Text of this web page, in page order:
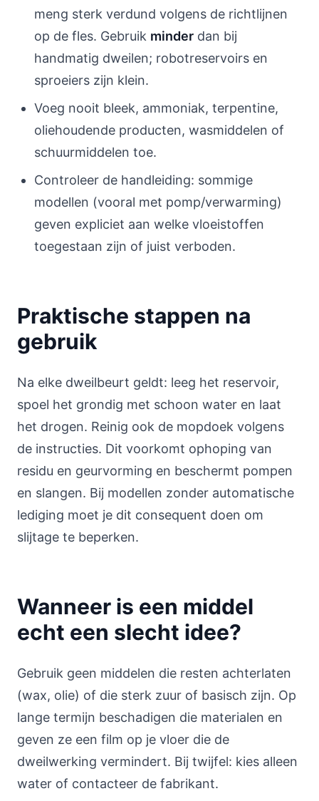
meng sterk verdund volgens de richtlijnen
op de fles. Gebruik minder dan bij
handmatig dweilen; robotreservoirs en
sproeiers zijn klein.
Voeg nooit bleek, ammoniak, terpentine,
oliehoudende producten, wasmiddelen of
schuurmiddelen toe.
Controleer de handleiding: sommige
modellen (vooral met pomp/verwarming)
geven expliciet aan welke vloeistoffen
toegestaan zijn of juist verboden.
Praktische stappen na
gebruik
Na elke dweilbeurt geldt: leeg het reservoir,
spoel het grondig met schoon water en laat
het drogen. Reinig ook de mopdoek volgens
de instructies. Dit voorkomt ophoping van
residu en geurvorming en beschermt pompen
en slangen. Bij modellen zonder automatische
lediging moet je dit consequent doen om
slijtage te beperken.
Wanneer is een middel
echt een slecht idee?
Gebruik geen middelen die resten achterlaten
(wax, olie) of die sterk zuur of basisch zijn. Op
lange termijn beschadigen die materialen en
geven ze een film op je vloer die de
dweilwerking vermindert. Bij twijfel: kies alleen
water of contacteer de fabrikant.